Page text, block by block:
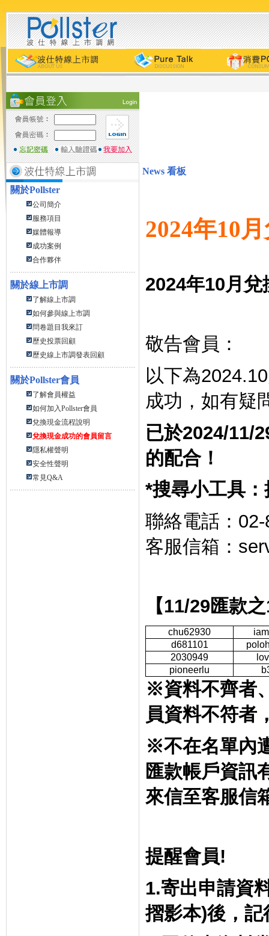
關於Pollster
公司簡介
服務項目
媒體報導
成功案例
合作夥伴
關於線上市調
了解線上市調
如何參與線上市調
問卷題目我來訂
歷史投票回顧
歷史線上市調發表回顧
關於Pollster會員
了解會員權益
如何加入Pollster會員
兌換現金流程說明
兌換現金成功的會員留言
隱私權聲明
安全性聲明
常見Q&A
News 看板
2024年10
2024年10月兌
敬告會員：
以下為2024.10
成功，如有疑
已於2024/11/
的配合！
*搜尋小工具：
聯絡電話：
客服信箱：
【11/29匯款之
chu62930
d681101
2030949
pioneerlu
※資料不齊者
員資料不符者
※不在名單內
匯款帳戶資訊
來信至客服信
提醒會員!
1.寄出申請資
摺影本)後，記